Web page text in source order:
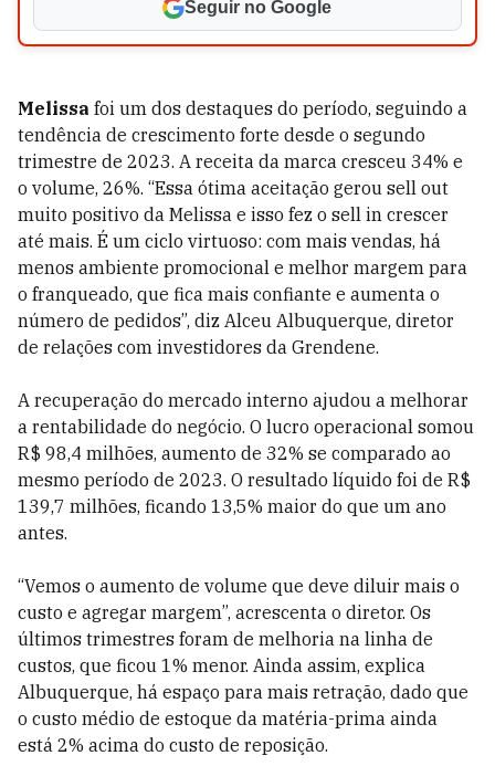
Seguir no Google
Melissa foi um dos destaques do período, seguindo a
tendência de crescimento forte desde o segundo
trimestre de 2023. A receita da marca cresceu 34% e
o volume, 26%. “Essa ótima aceitação gerou sell out
muito positivo da Melissa e isso fez o sell in crescer
até mais. É um ciclo virtuoso: com mais vendas, há
menos ambiente promocional e melhor margem para
o franqueado, que fica mais confiante e aumenta o
número de pedidos”, diz Alceu Albuquerque, diretor
de relações com investidores da Grendene.
A recuperação do mercado interno ajudou a melhorar
a rentabilidade do negócio. O lucro operacional somou
R$ 98,4 milhões, aumento de 32% se comparado ao
mesmo período de 2023. O resultado líquido foi de R$
139,7 milhões, ficando 13,5% maior do que um ano
antes.
“Vemos o aumento de volume que deve diluir mais o
custo e agregar margem”, acrescenta o diretor. Os
últimos trimestres foram de melhoria na linha de
custos, que ficou 1% menor. Ainda assim, explica
Albuquerque, há espaço para mais retração, dado que
o custo médio de estoque da matéria-prima ainda
está 2% acima do custo de reposição.